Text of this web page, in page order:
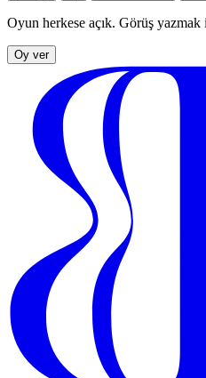
Oyun herkese açık. Görüş yazmak
Oy ver